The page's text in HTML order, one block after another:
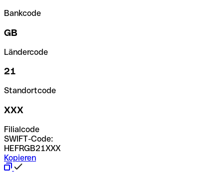
Bankcode
GB
Ländercode
21
Standortcode
XXX
Filialcode
SWIFT-Code:
HEFRGB21XXX
Kopieren